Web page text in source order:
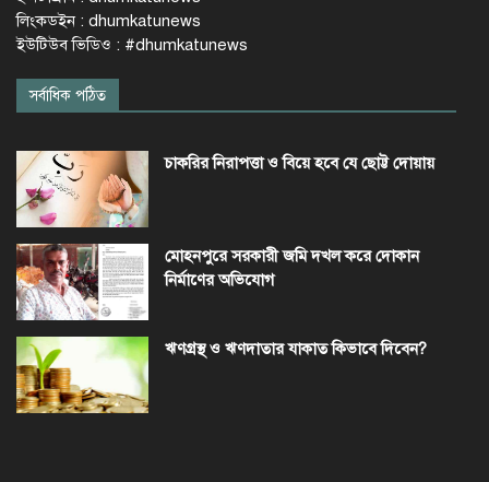
লিংকডইন : dhumkatunews
ইউটিউব ভিডিও : #dhumkatunews
সর্বাধিক পঠিত
চাকরির নিরাপত্তা ও বিয়ে হবে যে ছোট্ট দোয়ায়
মোহনপুরে সরকারী জমি দখল করে দোকান
নির্মাণের অভিযোগ
ঋণগ্রস্থ ও ঋণদাতার যাকাত কিভাবে দিবেন?